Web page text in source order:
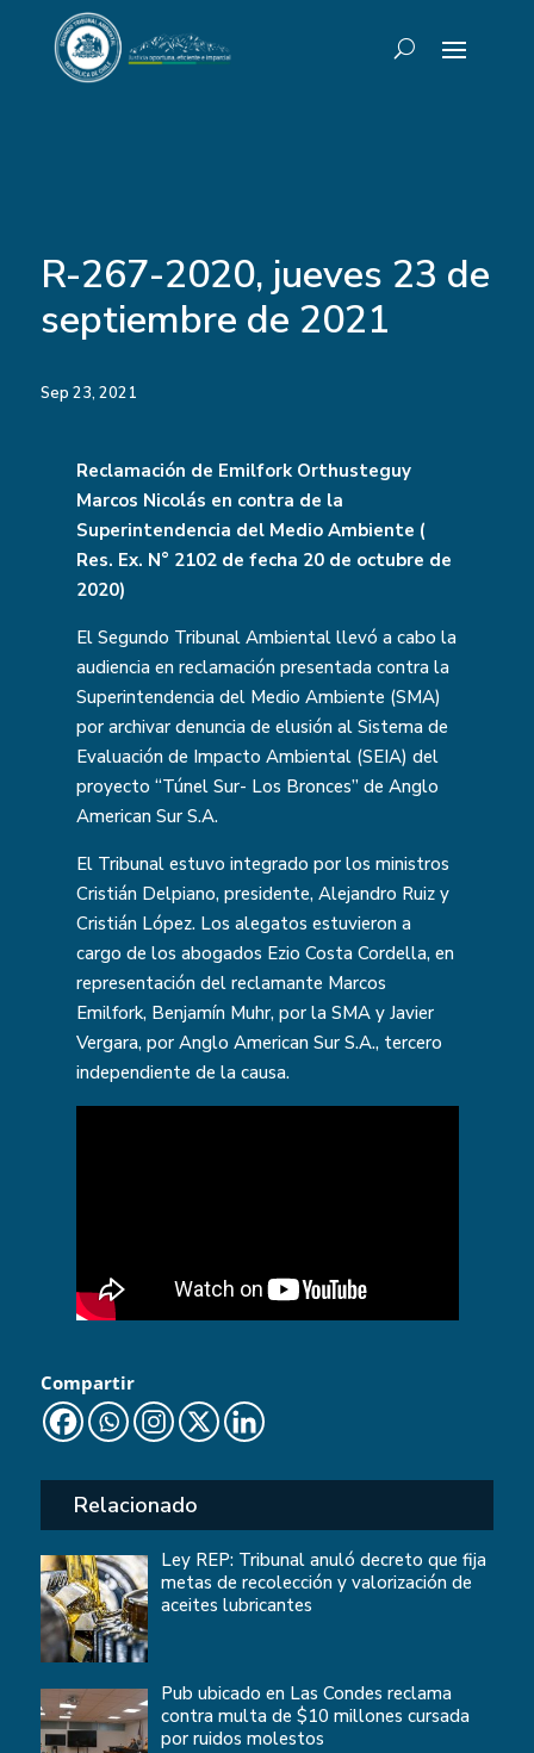
R-267-2020, jueves 23 de
septiembre de 2021
Sep 23, 2021
Reclamación de Emilfork Orthusteguy
Marcos Nicolás en contra de la
Superintendencia del Medio Ambiente (
Res. Ex. N° 2102 de fecha 20 de octubre de
2020)
El Segundo Tribunal Ambiental llevó a cabo la
audiencia en reclamación presentada contra la
Superintendencia del Medio Ambiente (SMA)
por archivar denuncia de elusión al Sistema de
Evaluación de Impacto Ambiental (SEIA) del
proyecto “Túnel Sur- Los Bronces” de Anglo
American Sur S.A.
El Tribunal estuvo integrado por los ministros
Cristián Delpiano, presidente, Alejandro Ruiz y
Cristián López. Los alegatos estuvieron a
cargo de los abogados Ezio Costa Cordella, en
representación del reclamante Marcos
Emilfork, Benjamín Muhr, por la SMA y Javier
Vergara, por Anglo American Sur S.A., tercero
independiente de la causa.
Compartir
Relacionado
Ley REP: Tribunal anuló decreto que fija
metas de recolección y valorización de
aceites lubricantes
Pub ubicado en Las Condes reclama
contra multa de $10 millones cursada
por ruidos molestos